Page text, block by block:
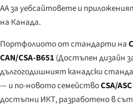
AA за уебсайтовете и
на Канада.
Портфолиото от стандарти на
CAN/CSA-B651 (Достъпен дизайн
дългогодишният канадски
— и по-новото семействоCSA/
достъпни ИКТ, разработено в